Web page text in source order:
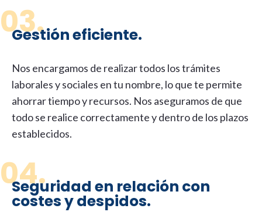
03.
Gestión eficiente.
Nos encargamos de realizar todos los trámites
laborales y sociales en tu nombre, lo que te permite
ahorrar tiempo y recursos. Nos aseguramos de que
todo se realice correctamente y dentro de los plazos
establecidos.
04.
Seguridad en relación con
costes y despidos.